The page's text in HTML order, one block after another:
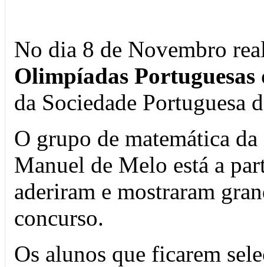
No dia 8 de Novembro
Olimpíadas
da Sociedade Portuguesa
O grupo de matemática
Manuel de Melo está a
aderiram e mostraram
concurso.
Os alunos que ficarem